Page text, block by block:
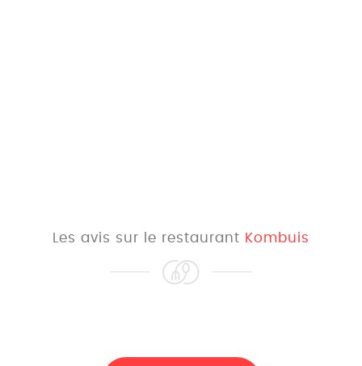
Les avis sur le restaurant Kombuis